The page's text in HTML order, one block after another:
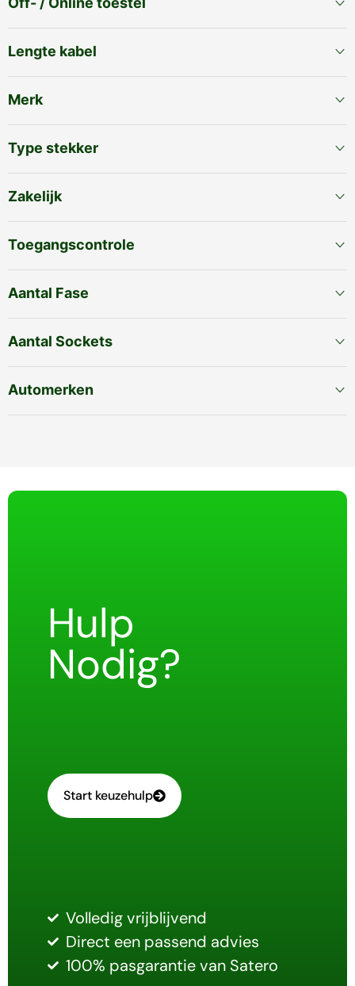
Lengte kabel
Merk
Type stekker
Zakelijk
Toegangscontrole
Aantal Fase
Aantal Sockets
Automerken
Hulp
Nodig?
Start keuzehulp
Volledig vrijblijvend
Direct een passend advies
100% pasgarantie van Satero